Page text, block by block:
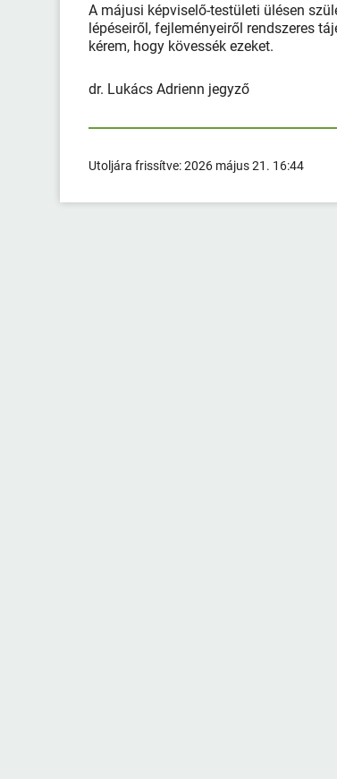
A májusi képviselő-testületi ülésen
lépéseiről, fejleményeiről rendszeres
kérem, hogy kövessék ezeket.
dr. Lukács Adrienn jegyző
Utoljára frissítve:2026 május 21. 16:44